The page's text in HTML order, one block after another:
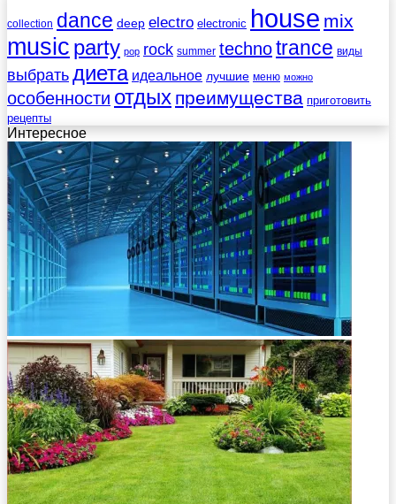
collection dance deep electro electronic house mix
music party pop rock summer technotrance виды
выбратьдиета идеальное лучшие меню можно
особенности отдых преимущества приготовить
рецепты
Интересное